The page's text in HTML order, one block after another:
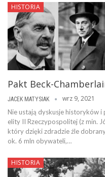
HISTORIA
Pakt Beck-
JACEK MATYSIAK wrz 9, 2021
Nie ustają dyskusje historyków
elity II Rzeczypospolitej (z min.
który dzięki zdradzie źle
ok. 6 mln obywateli,…
HISTORIA